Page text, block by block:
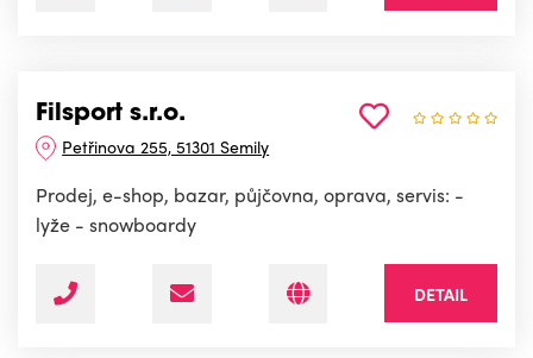
Filsport s.r.o.
Petřinova 255, 51301 Semily
Prodej, e-shop, bazar, půjčovna, oprava, servis: -
lyže - snowboardy
DETAIL